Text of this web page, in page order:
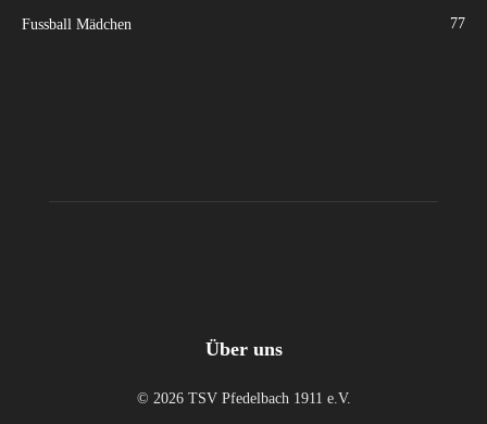
Fussball Mädchen 77
Über uns
© 2026 TSV Pfedelbach 1911 e.V.